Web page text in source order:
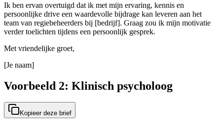
Ik ben ervan overtuigd dat ik met mijn ervaring, kennis en
persoonlijke drive een waardevolle bijdrage kan leveren aan het
team van regiebeheerders bij [bedrijf]. Graag zou ik mijn motivatie
verder toelichten tijdens een persoonlijk gesprek.
Met vriendelijke groet,
[Je naam]
Voorbeeld 2: Klinisch psycholoog
Kopieer deze brief